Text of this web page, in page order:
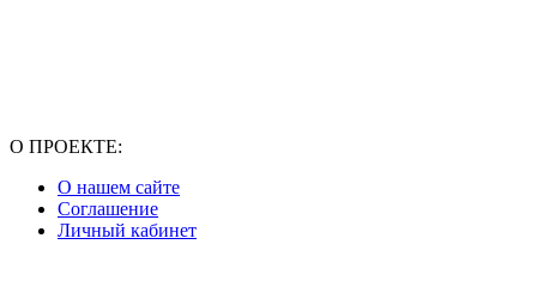
О ПРОЕКТЕ:
О нашем сайте
Соглашение
Личный кабинет